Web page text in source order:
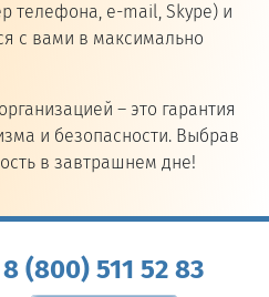
телефона, e-mail, Skype) и
с вами в максимально
– это гарантия
и безопасности. Выбрав
в завтрашнем дне!
8 (800) 511 52 83